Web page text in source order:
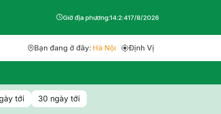
Giờ địa phương:14:2:427/8/2026
Bạn đang ở đây: Hà Nội Định Vị
tới 30 ngày tới